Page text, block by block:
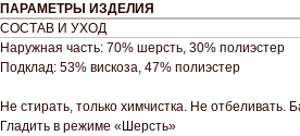
ПАРАМЕТРЫ ИЗДЕЛИЯ
СОСТАВ И УХОД
Наружная часть: 70% шерсть, 30% полиэстер
Подклад: 53% вискоза, 47% полиэстер
Не стирать, только химчистка. Не
Гладить в режиме «Шерсть»